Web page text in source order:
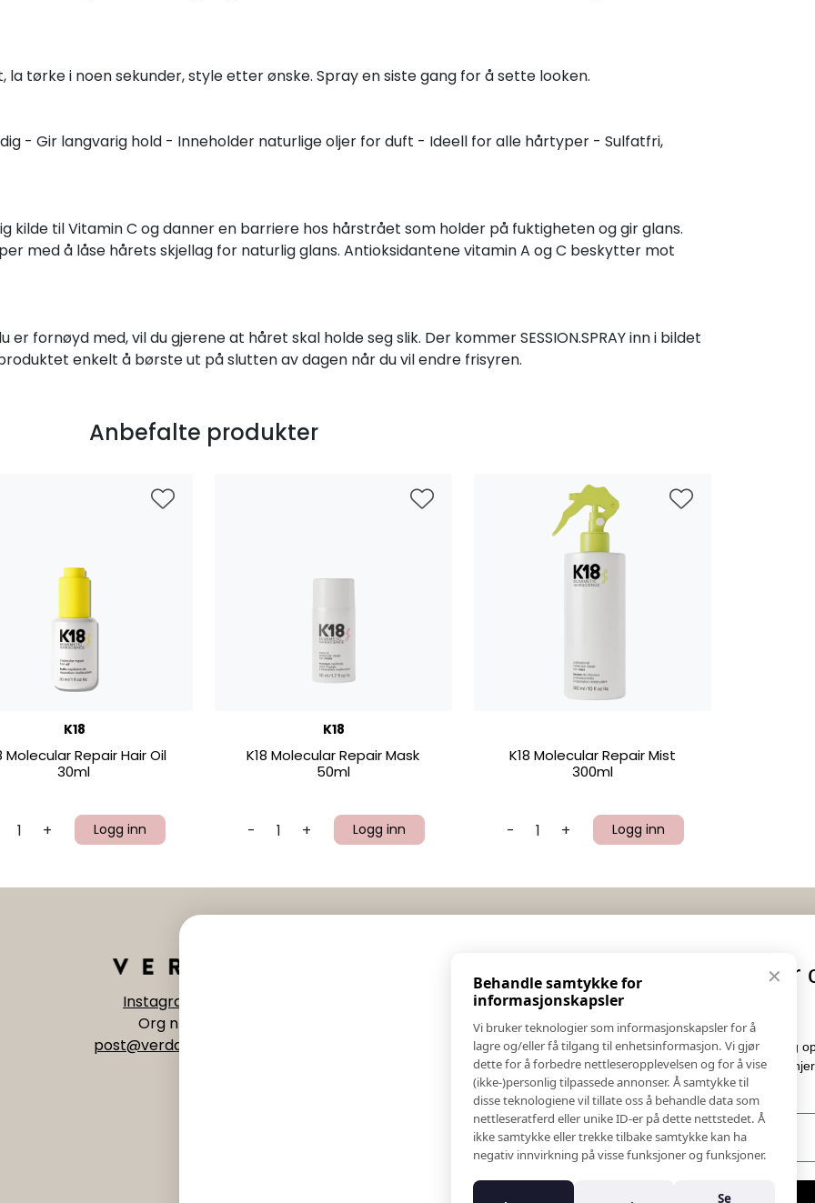
la tørke i noen sekunder, style etter ønske. Spray en siste gang for å sette looken.
- Gir langvarig hold - Inneholder naturlige oljer for duft - Ideell for alle hårtyper - Sulfatfri,
kilde til Vitamin C og danner en barriere hos hårstrået som holder på fuktigheten og gir glans.
med å låse hårets skjellag for naturlig glans. Antioksidantene vitamin A og C beskytter mot
fornøyd med, vil du gjerene at håret skal holde seg slik. Der kommer SESSION.SPRAY inn i bildet
enkelt å børste ut på slutten av dagen når du vil endre frisyren.
Anbefalte produkter
K18
Molecular Repair Hair Oil
30ml
+ Logg inn
K18
K18 Molecular Repair Mask
50ml
- + Logg inn
K18 Molecular Repair Mist
300ml
- + Logg inn
Instagram
Org nr 992 518 073
post@verdant.no
Salgs & Leveringsbetingelser
Registrer reklamasjon eller retur
Kontakt Oss
Bildebank
Følg Oss
Prislister
Etiske Retningslinjer
Åpenhetsloven
✕
Behandle samtykke for
informasjonskapsler
Vi bruker teknologier som informasjonskapsler for å
lagre og/eller få tilgang til enhetsinformasjon. Vi gjør
dette for å forbedre nettleseropplevelsen og for å vise
(ikke-)personlig tilpassede annonser. Å samtykke til
disse teknologiene vil tillate oss å behandle data som
nettleseratferd eller unike ID-er på dette nettstedet. Å
ikke samtykke eller trekke tilbake samtykke kan ha
negativ innvirkning på visse funksjoner og funksjoner.
Se
Eksklusive nyheter og
tilbud
Meld deg på vårt nyhetsbrev og hold deg oppdatert!
Her får du innblikk i nyheter, kampanjer og
konkurranser.
E-post